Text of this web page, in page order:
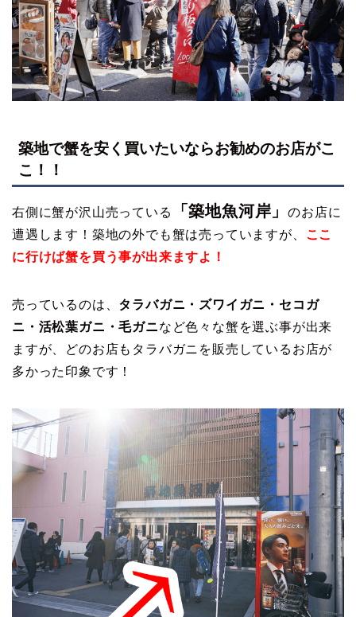
築地で蟹を安く買いたいならお勧めのお店がこ
こ！！
右側に蟹が沢山売っている 「築地魚河岸」のお店に
遭遇します！築地の外でも蟹は売っていますが、 ここ
に行けば蟹を買う事が出来ますよ！
売っているのは、 タラバガニ・ズワイガニ・セコガ
ニ・活松葉ガニ・毛ガニなど色々な蟹を選ぶ事が出来
ますが、どのお店もタラバガニを販売しているお店が
多かった印象です！